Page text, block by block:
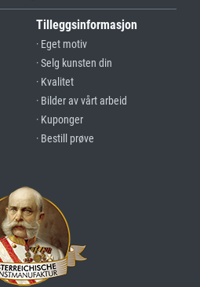
Tilleggsinformasjon
· Eget motiv
· Selg kunsten din
· Kvalitet
· Bilder av vårt arbeid
· Kuponger
· Bestill prøve